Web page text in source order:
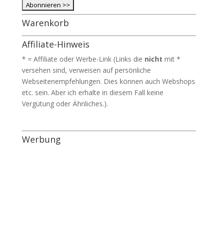
Warenkorb
Affiliate-Hinweis
* = Affiliate oder Werbe-Link (Links die nicht mit *
versehen sind, verweisen auf persönliche
Webseitenempfehlungen. Dies können auch Webshops
etc. sein. Aber ich erhalte in diesem Fall keine
Vergütung oder Ähnliches.).
Werbung